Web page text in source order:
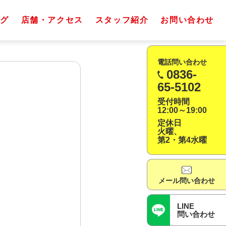
店舗・アクセス スタッフ紹介 お問い合わせ
電話問い合わせ
0836-
65-5102
受付時間
12:00～19:00
定休日
火曜、
第2・第4水曜
メール問い合わせ
LINE
問い合わせ